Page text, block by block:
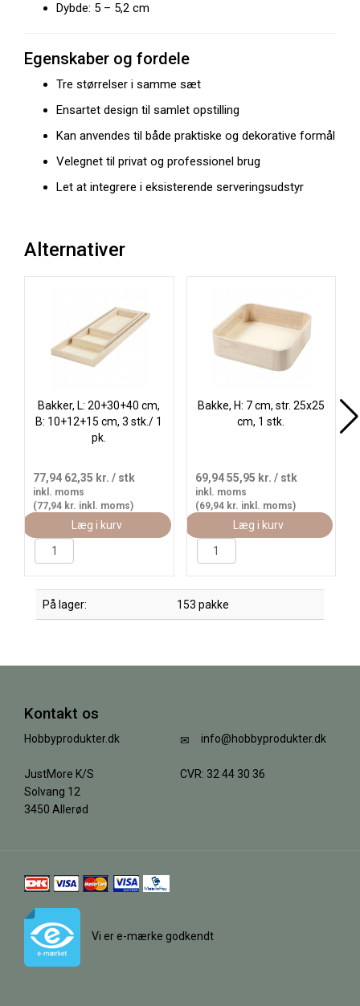
Dybde: 5 – 5,2 cm
Egenskaber og fordele
Tre størrelser i samme sæt
Ensartet design til samlet opstilling
Kan anvendes til både praktiske og dekorative formål
Velegnet til privat og professionel brug
Let at integrere i eksisterende serveringsudstyr
Alternativer
Bakker, L: 20+30+40 cm,
B: 10+12+15 cm, 3 stk./ 1
pk.
77,94 62,35 kr. / stk
inkl. moms
(77,94 kr. inkl. moms)
Læg i kurv
Bakke, H: 7 cm, str. 25x25
cm, 1 stk.
69,9455,95 kr. / stk
inkl. moms
(69,94 kr. inkl. moms)
Læg i kurv
På lager: 153 pakke
Kontakt os
Hobbyprodukter.dk
JustMore K/S
Solvang 12
3450 Allerød
info@hobbyprodukter.dk
CVR: 32 44 30 36
Vi er e-mærke godkendt